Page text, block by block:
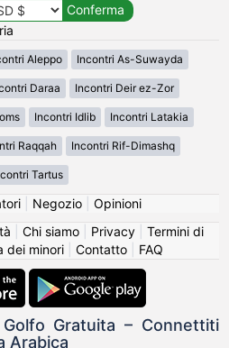
Aleppo Incontri As-Suwayda
Daraa Incontri Deir ez-Zor
Incontri Idlib Incontri Latakia
Raqqah Incontri Rif-Dimashq
Tartus
| Negozio| Opinioni
Chi siamo| Privacy| Termini di
dei minori| Contatto| FAQ
Gratuita – Connettiti
Arabica